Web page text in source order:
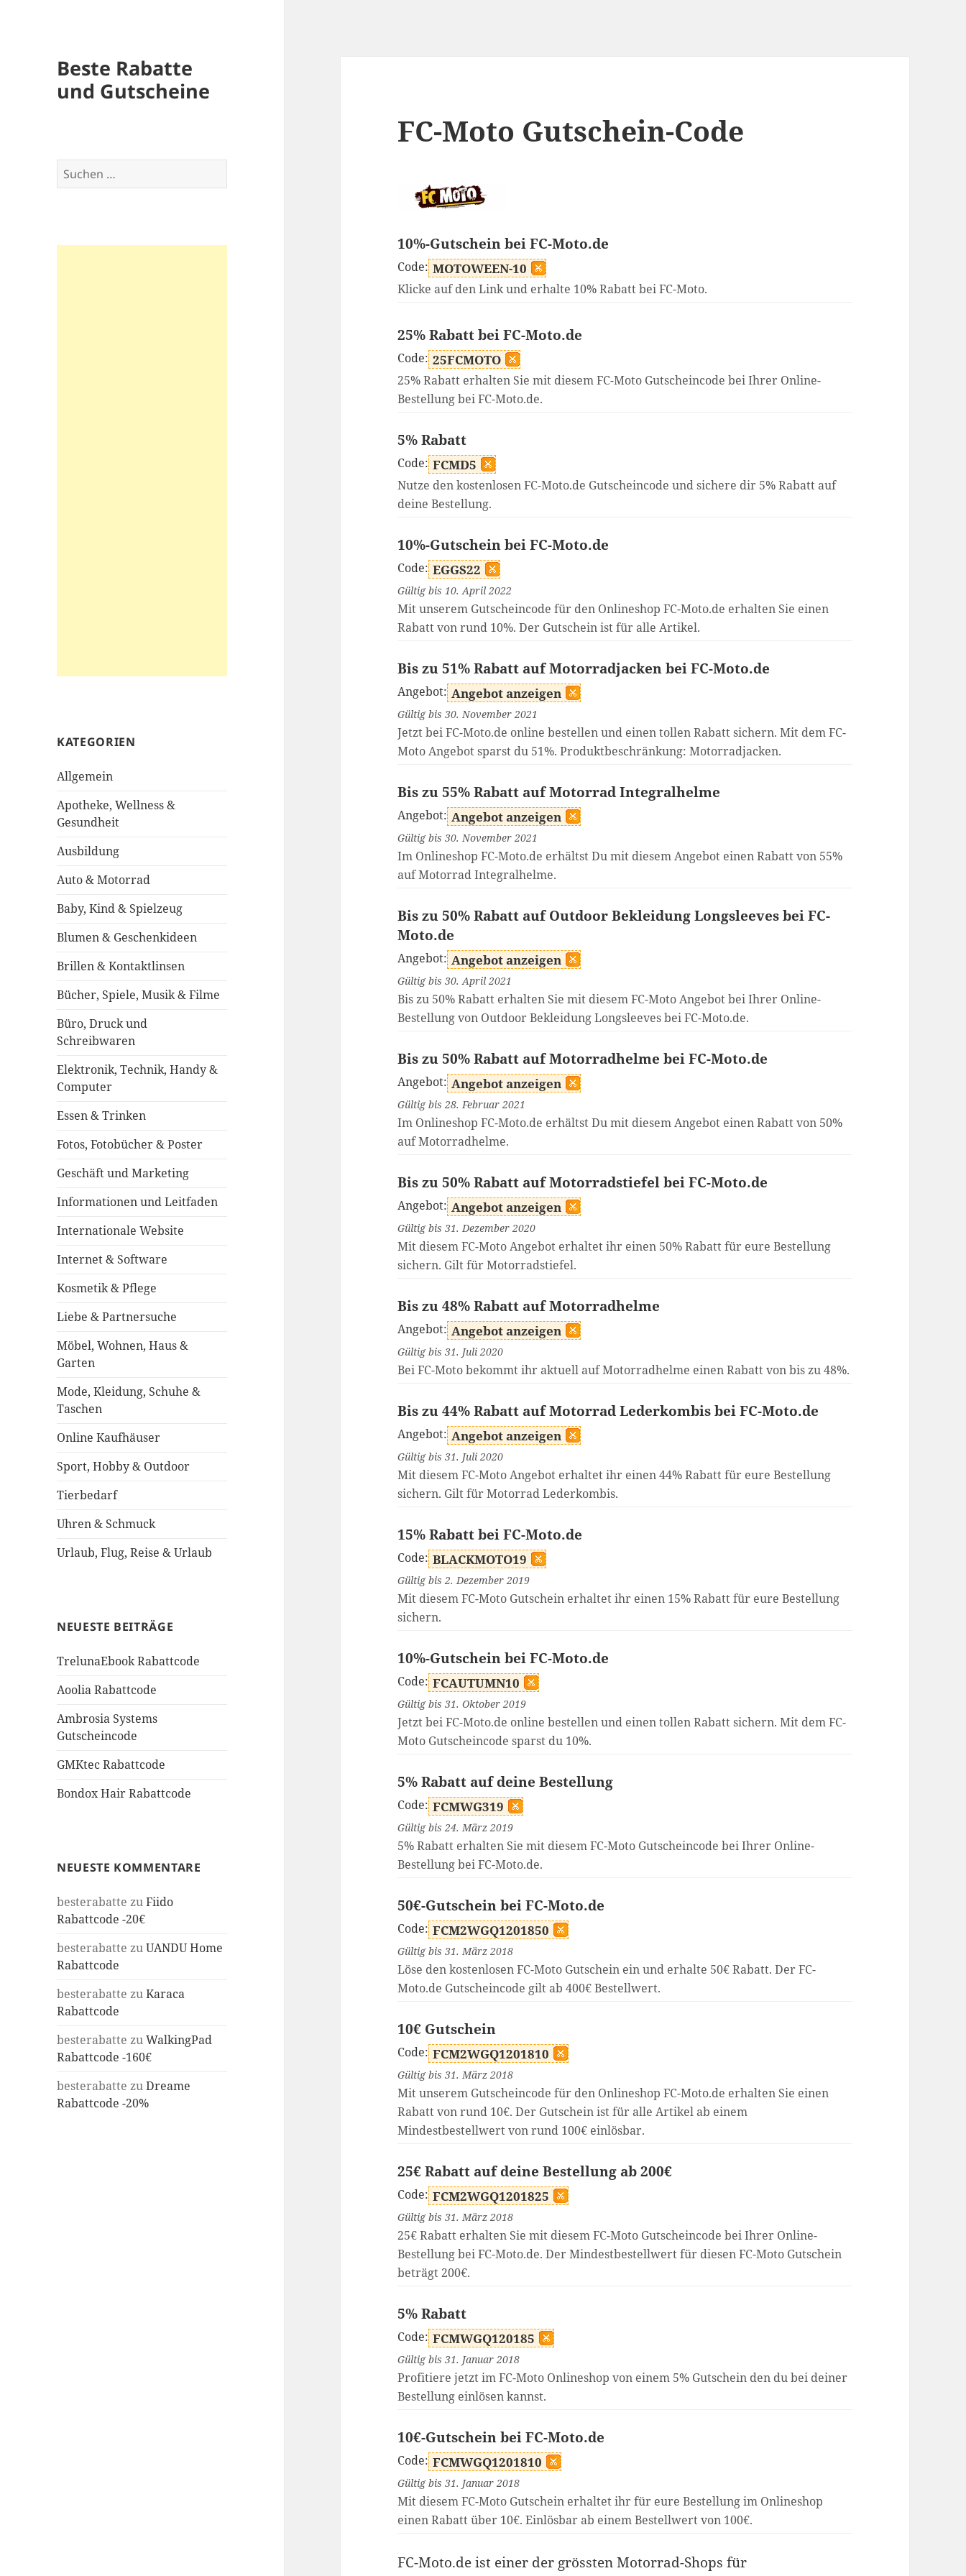
Beste Rabatte
und Gutscheine
Suchen
nach:
KATEGORIEN
Allgemein
Apotheke, Wellness &
Gesundheit
Ausbildung
Auto & Motorrad
Baby, Kind & Spielzeug
Blumen & Geschenkideen
Brillen & Kontaktlinsen
Bücher, Spiele, Musik & Filme
Büro, Druck und
Schreibwaren
Elektronik, Technik, Handy &
Computer
Essen & Trinken
Fotos, Fotobücher & Poster
Geschäft und Marketing
Informationen und Leitfaden
Internationale Website
Internet & Software
Kosmetik & Pflege
Liebe & Partnersuche
Möbel, Wohnen, Haus &
Garten
Mode, Kleidung, Schuhe &
Taschen
Online Kaufhäuser
Sport, Hobby & Outdoor
Tierbedarf
Uhren & Schmuck
Urlaub, Flug, Reise & Urlaub
NEUESTE BEITRÄGE
TrelunaEbook Rabattcode
Aoolia Rabattcode
Ambrosia Systems
Gutscheincode
GMKtec Rabattcode
Bondox Hair Rabattcode
NEUESTE KOMMENTARE
besterabatte zuFiido
Rabattcode -20€
besterabatte zuUANDU Home
Rabattcode
besterabatte zuKaraca
Rabattcode
besterabatte zuWalkingPad
Rabattcode -160€
besterabatte zuDreame
Rabattcode -20%
FC-Moto Gutschein-Code
10%-Gutschein bei FC-Moto.de
Code: MOTOWEEN-10
Klicke auf den Link und erhalte 10% Rabatt bei FC-Moto.
25% Rabatt bei FC-Moto.de
Code: 25FCMOTO
25% Rabatt erhalten Sie mit diesem FC-Moto Gutscheincode bei Ihrer Online-
Bestellung bei FC-Moto.de.
5% Rabatt
Code: FCMD5
Nutze den kostenlosen FC-Moto.de Gutscheincode und sichere dir 5% Rabatt auf
deine Bestellung.
10%-Gutschein bei FC-Moto.de
Code: EGGS22
Gültig bis 10. April 2022
Mit unserem Gutscheincode für den Onlineshop FC-Moto.de erhalten Sie einen
Rabatt von rund 10%. Der Gutschein ist für alle Artikel.
Bis zu 51% Rabatt auf Motorradjacken bei FC-Moto.de
Angebot: Angebot anzeigen
Gültig bis 30. November 2021
Jetzt bei FC-Moto.de online bestellen und einen tollen Rabatt sichern. Mit dem FC-
Moto Angebot sparst du 51%. Produktbeschränkung: Motorradjacken.
Bis zu 55% Rabatt auf Motorrad Integralhelme
Angebot: Angebot anzeigen
Gültig bis 30. November 2021
Im Onlineshop FC-Moto.de erhältst Du mit diesem Angebot einen Rabatt von 55%
auf Motorrad Integralhelme.
Bis zu 50% Rabatt auf Outdoor Bekleidung Longsleeves bei FC-
Moto.de
Angebot: Angebot anzeigen
Gültig bis 30. April 2021
Bis zu 50% Rabatt erhalten Sie mit diesem FC-Moto Angebot bei Ihrer Online-
Bestellung von Outdoor Bekleidung Longsleeves bei FC-Moto.de.
Bis zu 50% Rabatt auf Motorradhelme bei FC-Moto.de
Angebot: Angebot anzeigen
Gültig bis 28. Februar 2021
Im Onlineshop FC-Moto.de erhältst Du mit diesem Angebot einen Rabatt von 50%
auf Motorradhelme.
Bis zu 50% Rabatt auf Motorradstiefel bei FC-Moto.de
Angebot: Angebot anzeigen
Gültig bis 31. Dezember 2020
Mit diesem FC-Moto Angebot erhaltet ihr einen 50% Rabatt für eure Bestellung
sichern. Gilt für Motorradstiefel.
Bis zu 48% Rabatt auf Motorradhelme
Angebot: Angebot anzeigen
Gültig bis 31. Juli 2020
Bei FC-Moto bekommt ihr aktuell auf Motorradhelme einen Rabatt von bis zu 48%.
Bis zu 44% Rabatt auf Motorrad Lederkombis bei FC-Moto.de
Angebot: Angebot anzeigen
Gültig bis 31. Juli 2020
Mit diesem FC-Moto Angebot erhaltet ihr einen 44% Rabatt für eure Bestellung
sichern. Gilt für Motorrad Lederkombis.
15% Rabatt bei FC-Moto.de
Code: BLACKMOTO19
Gültig bis 2. Dezember 2019
Mit diesem FC-Moto Gutschein erhaltet ihr einen 15% Rabatt für eure Bestellung
sichern.
10%-Gutschein bei FC-Moto.de
Code: FCAUTUMN10
Gültig bis 31. Oktober 2019
Jetzt bei FC-Moto.de online bestellen und einen tollen Rabatt sichern. Mit dem FC-
Moto Gutscheincode sparst du 10%.
5% Rabatt auf deine Bestellung
Code: FCMWG319
Gültig bis 24. März 2019
5% Rabatt erhalten Sie mit diesem FC-Moto Gutscheincode bei Ihrer Online-
Bestellung bei FC-Moto.de.
50€-Gutschein bei FC-Moto.de
Code: FCM2WGQ1201850
Gültig bis 31. März 2018
Löse den kostenlosen FC-Moto Gutschein ein und erhalte 50€ Rabatt. Der FC-
Moto.de Gutscheincode gilt ab 400€ Bestellwert.
10€ Gutschein
Code: FCM2WGQ1201810
Gültig bis 31. März 2018
Mit unserem Gutscheincode für den Onlineshop FC-Moto.de erhalten Sie einen
Rabatt von rund 10€. Der Gutschein ist für alle Artikel ab einem
Mindestbestellwert von rund 100€ einlösbar.
25€ Rabatt auf deine Bestellung ab 200€
Code: FCM2WGQ1201825
Gültig bis 31. März 2018
25€ Rabatt erhalten Sie mit diesem FC-Moto Gutscheincode bei Ihrer Online-
Bestellung bei FC-Moto.de. Der Mindestbestellwert für diesen FC-Moto Gutschein
beträgt 200€.
5% Rabatt
Code: FCMWGQ120185
Gültig bis 31. Januar 2018
Profitiere jetzt im FC-Moto Onlineshop von einem 5% Gutschein den du bei deiner
Bestellung einlösen kannst.
10€-Gutschein bei FC-Moto.de
Code: FCMWGQ1201810
Gültig bis 31. Januar 2018
Mit diesem FC-Moto Gutschein erhaltet ihr für eure Bestellung im Onlineshop
einen Rabatt über 10€. Einlösbar ab einem Bestellwert von 100€.
FC-Moto.de ist einer der grössten Motorrad-Shops für